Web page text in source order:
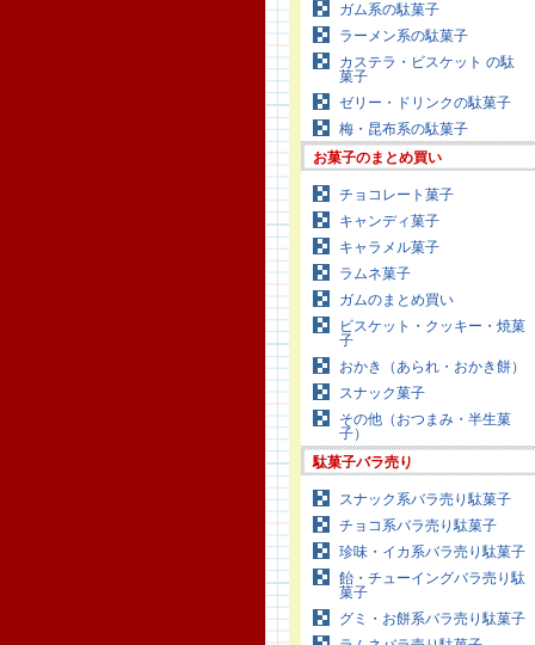
ガム系の駄菓子
ラーメン系の駄菓子
カステラ・ビスケット の駄
菓子
ゼリー・ドリンクの駄菓子
梅・昆布系の駄菓子
お菓子のまとめ買い
チョコレート菓子
キャンディ菓子
キャラメル菓子
ラムネ菓子
ガムのまとめ買い
ビスケット・クッキー・焼菓
子
おかき（あられ・おかき餅）
スナック菓子
その他（おつまみ・半生菓
子）
駄菓子バラ売り
スナック系バラ売り駄菓子
チョコ系バラ売り駄菓子
珍味・イカ系バラ売り駄菓子
飴・チューイングバラ売り駄
菓子
グミ・お餅系バラ売り駄菓子